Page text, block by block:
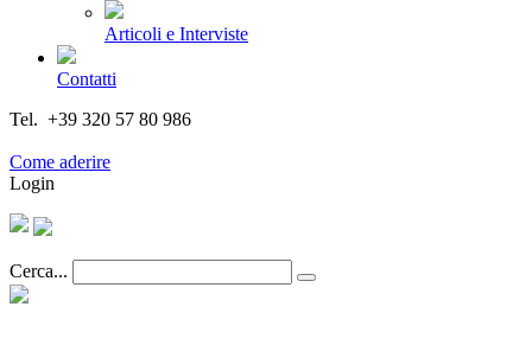
Articoli e Interviste
Contatti
Tel. +39 320 57 80 986
Come aderire
Login
Cerca...